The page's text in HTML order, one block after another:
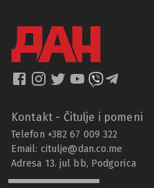
Kontakt - Čitulje i pomeni
Telefon +382 67 009 322
Email: citulje@dan.co.me
Adresa 13. jul bb, Podgorica